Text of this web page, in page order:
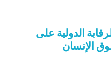
الدولية على
الإنسان